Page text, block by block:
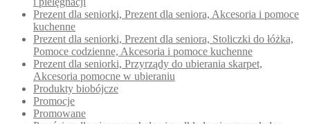
Prezent dla seniorki, Prezent dla seniora, Akcesoria i pomoce
kuchenne
Prezent dla seniorki, Prezent dla seniora, Stoliczki do łóżka,
Pomoce codzienne, Akcesoria i pomoce kuchenne
Prezent dla seniorki, Przyrządy do ubierania skarpet,
Akcesoria pomocne w ubieraniu
Produkty biobójcze
Promocje
Promowane